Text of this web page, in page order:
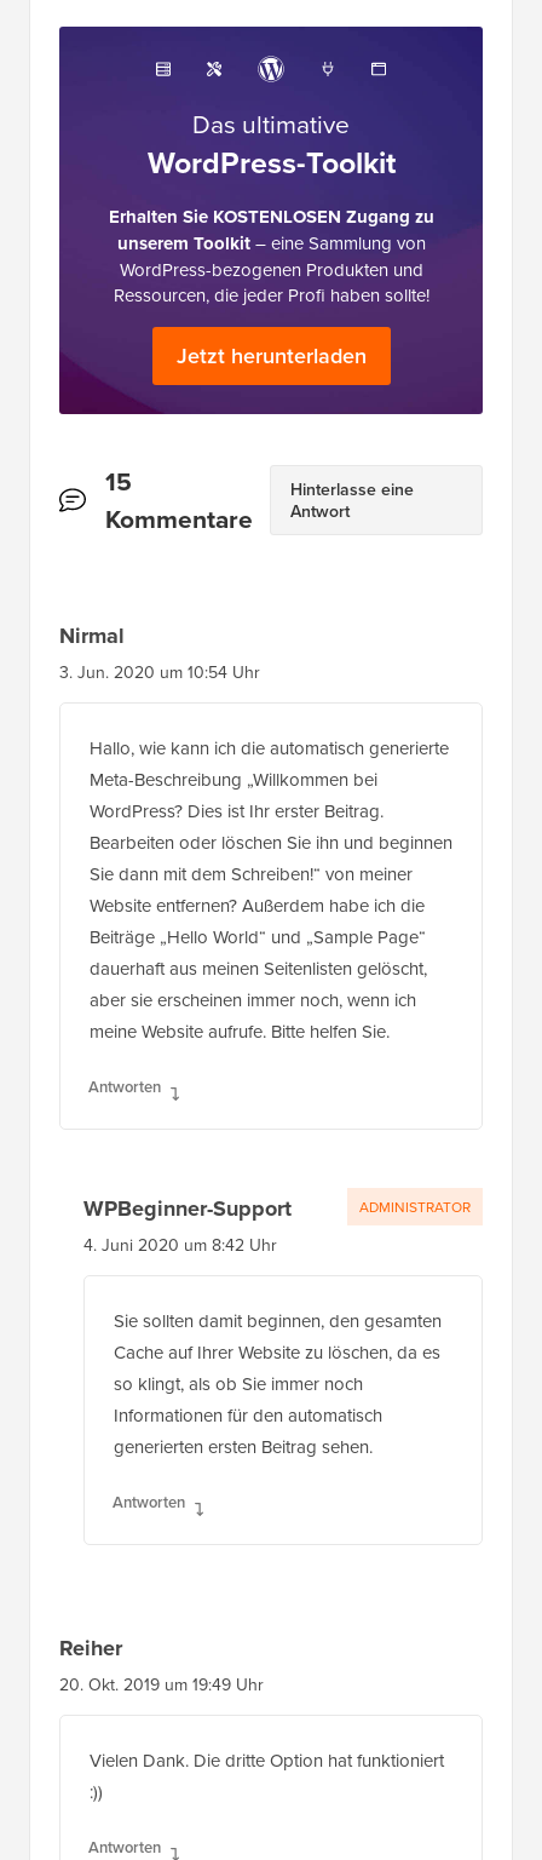
Das ultimative
WordPress-Toolkit
Erhalten Sie KOSTENLOSEN Zugang zu
unserem Toolkit– eine Sammlung von
WordPress-bezogenen Produkten und
Ressourcen, die jeder Profi haben sollte!
Jetzt herunterladen
Leserinteraktionen
15
Kommentare
Hinterlasse eine
Antwort
Nirmal
3. Jun. 2020 um 10:54 Uhr
Hallo, wie kann ich die automatisch generierte
Meta-Beschreibung „Willkommen bei
WordPress? Dies ist Ihr erster Beitrag.
Bearbeiten oder löschen Sie ihn und beginnen
Sie dann mit dem Schreiben!“ von meiner
Website entfernen? Außerdem habe ich die
Beiträge „Hello World“ und „Sample Page“
dauerhaft aus meinen Seitenlisten gelöscht,
aber sie erscheinen immer noch, wenn ich
meine Website aufrufe. Bitte helfen Sie.
Antworten
WPBeginner-Support
4. Juni 2020 um 8:42 Uhr
Sie sollten damit beginnen, den gesamten
Cache auf Ihrer Website zu löschen, da es
so klingt, als ob Sie immer noch
Informationen für den automatisch
generierten ersten Beitrag sehen.
Antworten
ADMINISTRATOR
Reiher
20. Okt. 2019 um 19:49 Uhr
Vielen Dank. Die dritte Option hat funktioniert
:))
Antworten